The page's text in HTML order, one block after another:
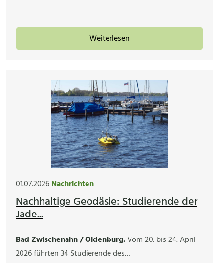
Weiterlesen
01.07.2026Nachrichten
Nachhaltige Geodäsie: Studierende der
Jade...
Bad Zwischenahn / Oldenburg.Vom 20. bis 24. April
2026 führten 34 Studierende des…